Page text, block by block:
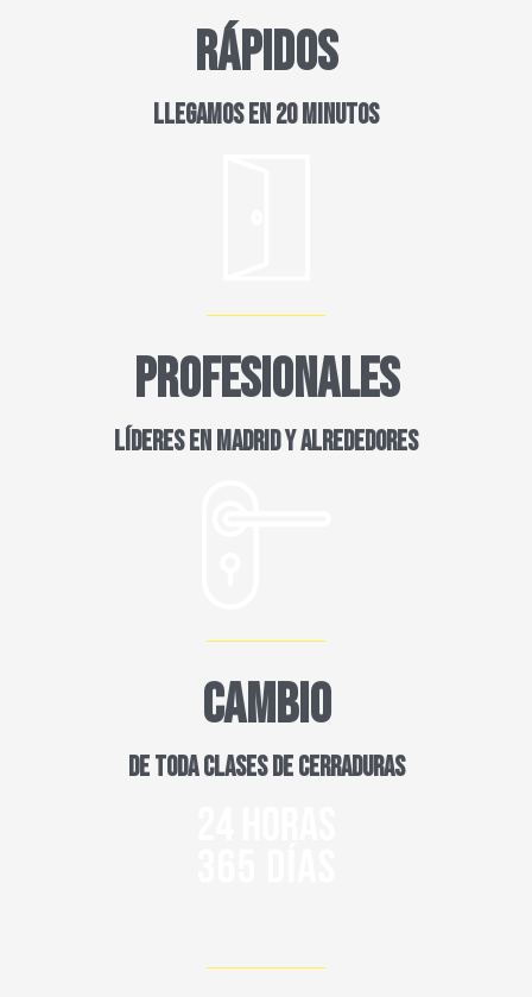
RÁPIDOS
LLEGAMOS EN 20 MINUTOS
PROFESIONALES
LÍDERES EN MADRID Y ALREDEDORES
CAMBIO
DE TODA CLASES DE CERRADURAS